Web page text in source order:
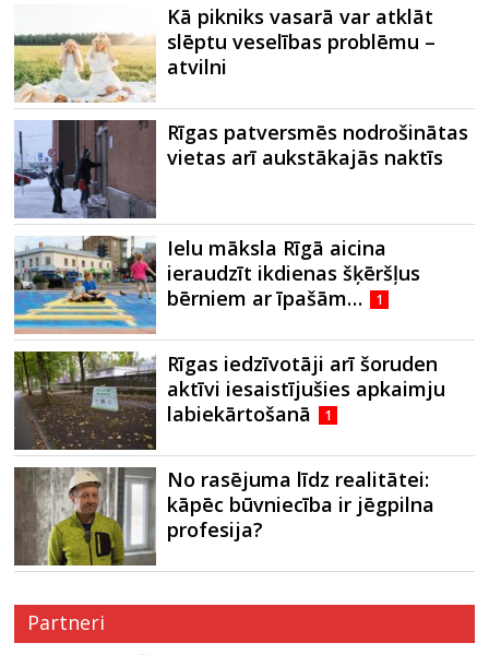
Kā pikniks vasarā var atklāt
slēptu veselības problēmu –
atvilni
Rīgas patversmēs nodrošinātas
vietas arī aukstākajās naktīs
Ielu māksla Rīgā aicina
ieraudzīt ikdienas šķēršļus
bērniem ar īpašām…
1
Rīgas iedzīvotāji arī šoruden
aktīvi iesaistījušies apkaimju
labiekārtošanā
1
No rasējuma līdz realitātei:
kāpēc būvniecība ir jēgpilna
profesija?
Partneri